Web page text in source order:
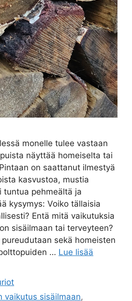
monelle tulee vastaan
näyttää homeiselta tai
on saattanut ilmestyä
kasvustoa, mustia
tuntua pehmeältä ja
kysymys: Voiko tällaisia
Entä mitä vaikutuksia
sisäilmaan tai terveyteen?
sekä homeisten
… Lue lisää
vaikutus sisäilmaan,